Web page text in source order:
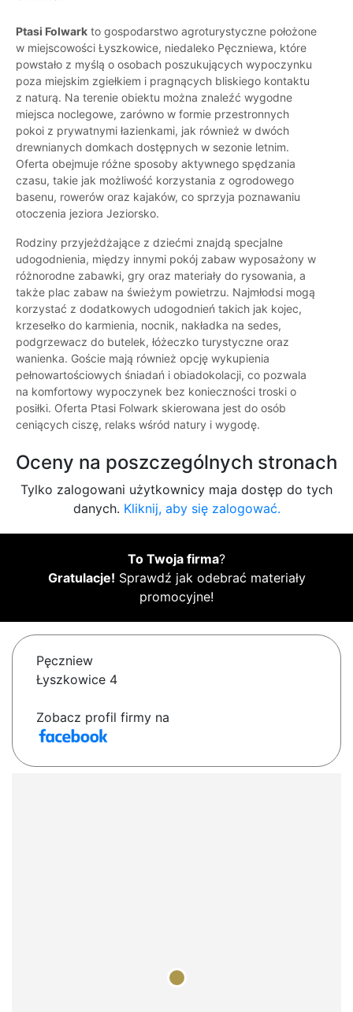
Ptasi Folwark to gospodarstwo agroturystyczne położone
w miejscowości Łyszkowice, niedaleko Pęczniewa, które
powstało z myślą o osobach poszukujących wypoczynku
poza miejskim zgiełkiem i pragnących bliskiego kontaktu
z naturą. Na terenie obiektu można znaleźć wygodne
miejsca noclegowe, zarówno w formie przestronnych
pokoi z prywatnymi łazienkami, jak również w dwóch
drewnianych domkach dostępnych w sezonie letnim.
Oferta obejmuje różne sposoby aktywnego spędzania
czasu, takie jak możliwość korzystania z ogrodowego
basenu, rowerów oraz kajaków, co sprzyja poznawaniu
otoczenia jeziora Jeziorsko.
Rodziny przyjeżdżające z dziećmi znajdą specjalne
udogodnienia, między innymi pokój zabaw wyposażony w
różnorodne zabawki, gry oraz materiały do rysowania, a
także plac zabaw na świeżym powietrzu. Najmłodsi mogą
korzystać z dodatkowych udogodnień takich jak kojec,
krzesełko do karmienia, nocnik, nakładka na sedes,
podgrzewacz do butelek, łóżeczko turystyczne oraz
wanienka. Goście mają również opcję wykupienia
pełnowartościowych śniadań i obiadokolacji, co pozwala
na komfortowy wypoczynek bez konieczności troski o
posiłki. Oferta Ptasi Folwark skierowana jest do osób
ceniących ciszę, relaks wśród natury i wygodę.
Oceny na poszczególnych stronach
Tylko zalogowani użytkownicy maja dostęp do tych
danych. Kliknij, aby się zalogować.
To Twoja firma?
Gratulacje! Sprawdź jak odebrać materiały
promocyjne!
Pęczniew
Łyszkowice 4
Zobacz profil firmy na